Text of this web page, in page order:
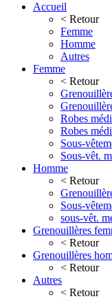
Accueil
< Retour
Femme
Homme
Autres
Femme
< Retour
Robes
Robes
Sous-
Sous-vêt.
Homme
< Retour
Sous-
sous-vêt.
Grenouillères
< Retour
Grenouillères
< Retour
Autres
< Retour